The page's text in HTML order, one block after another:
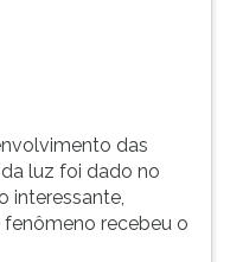
das
luz foi dado no
interessante,
recebeu o